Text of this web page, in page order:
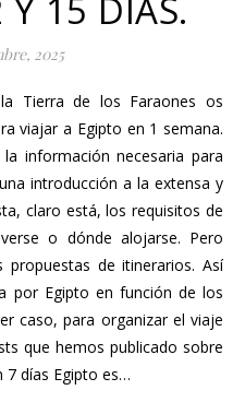
15 DÍAS.
2025
viajar a Egipto en 1 semana.
información necesaria para
introducción a la extensa y
claro está, los requisitos de
o dónde alojarse. Pero
de itinerarios. Así
por Egipto en función de los
caso, para organizar el viaje
que hemos publicado sobre
7 días Egipto es…